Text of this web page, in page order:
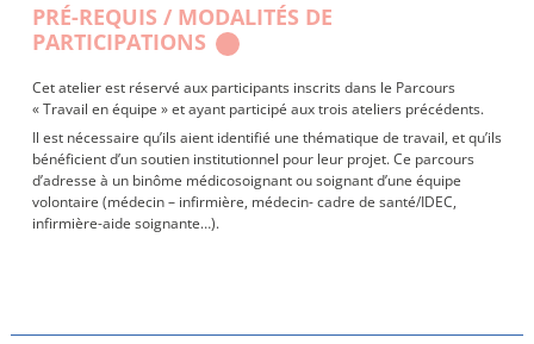
PRÉ-REQUIS / MODALITÉS DE
PARTICIPATIONS
Cet atelier est réservé aux participants inscrits dans le Parcours
« Travail en équipe » et ayant participé aux trois ateliers précédents.
Il est nécessaire qu’ils aient identifié une thématique de travail, et qu’ils
bénéficient d’un soutien institutionnel pour leur projet. Ce parcours
d’adresse à un binôme médicosoignant ou soignant d’une équipe
volontaire (médecin – infirmière, médecin- cadre de santé/IDEC,
infirmière-aide soignante…).